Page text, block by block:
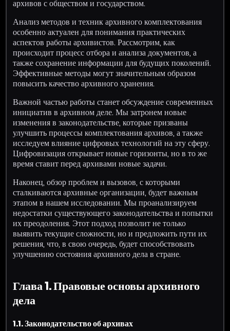
архивов с обществом и государством.
Анализ методов и техник архивного комплектования
особенно актуален для понимания практических
аспектов работы архивистов. Рассмотрим, как
происходит процесс отбора и анализа документов, а
также сохранение информации для будущих поколений.
Эффективные методы могут значительным образом
повысить качество архивного хранения.
Важной частью работы станет обсуждение современных
инициатив в архивном деле. Мы затронем новые
изменения в законодательстве, которые призваны
улучшить процессы комплектования архивов, а также
исследуем влияние цифровых технологий на эту сферу.
Цифровизация открывает новые горизонты, но в то же
время ставит перед архивами новые задачи.
Наконец, обзор проблем и вызовов, с которыми
сталкиваются архивные организации, будет важным
этапом в нашем исследовании. Мы проанализируем
недостатки существующего законодательства и попытки
их преодоления. Этот подход позволит не только
выявить текущие сложности, но и предложить пути их
решения, что, в свою очередь, будет способствовать
улучшению состояния архивного дела в стране.
Глава 1. Правовые основы архивного
дела
1.1. Законодательство об архивах